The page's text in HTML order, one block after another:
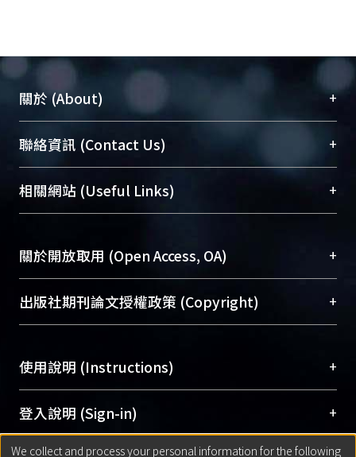
關於 (About) +
臺大位居世界頂尖大學之列，為永久珍藏及向國際
展現本校豐碩的研究成果及學術能量，圖書館整合
機構典藏（NTUR）與學術庫（AH）不同功能平
台，成為臺大學術典藏NTU scholars。期能整合研
成果。
To permanently archive and promote researcher
profiles and scholarly works, Library integrates the
services of “NTU Repository” with “Academic
聯絡資訊 (Contact Us) +
總館學科館員(Main Library)
醫學圖書館學科館員(Medical Library)
Sciences Library)
相關網站 (Useful Links) +
關於開放取用 (Open Access, OA) +
開放取用是從使用者角度提升資訊取用性的社會運
動，應用在學術研究上是透過將研究著作公開供使
用逐年攀升。同時可加速研究發展、提升研究影響
Archive）平台。 （點選深入了解OA）
出版社期刊論文授權政策 (Copyright) +
含部分內容的版權非匯入者所有，或由第三方贊
助與合作完成，請確認該版權所有者及第三方同
意提供此授權。
Please represent that the submission is your
original work, and that you have the right to
使用說明 (Instructions) +
網站簡介(Quickstart Guide)
使用手冊(Instruction Manual)
登入說明 (Sign-in) +
We collect and process your personal information for the following